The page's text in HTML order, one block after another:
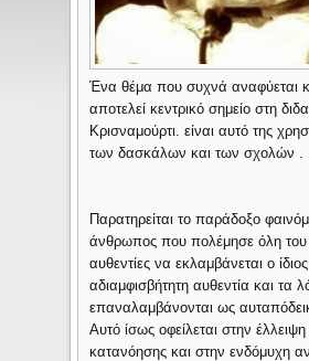
Ένα θέμα που συχνά αναφύεται
αποτελεί κεντρικό σημείο στη
Κρισναμούρτι. είναι αυτό της
των δασκάλων και των σχολών .
Παρατηρείται το παράδοξο
άνθρωπος που πολέμησε όλη του
αυθεντίες να εκλαμβάνεται ο
αδιαμφισβήτητη αυθεντία και τα
επαναλαμβάνονται ως
Αυτό ίσως οφείλεται στην
κατανόησης και στην ενδόμυχη